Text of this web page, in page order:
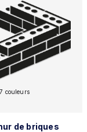
couleurs
de briques